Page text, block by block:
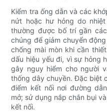
Kiểm tra ống dẫn và các
nứt hoặc hư hỏng do
thường được bố trí gần
chúng để giảm chuyển
chống mài mòn khi cần
dấu hiệu yếu đi, vì sự hỏng
gây nguy hiểm cho người
thống dây chuyền. Đặc biệt
điểm kết nối nơi đường
mở; sử dụng nắp chắn bụi
kết nối.